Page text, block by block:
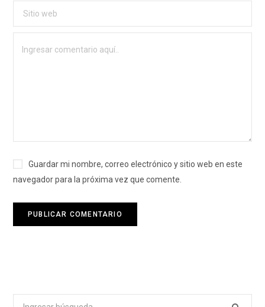
Guardar mi nombre, correo electrónico y sitio web en este
navegador para la próxima vez que comente.